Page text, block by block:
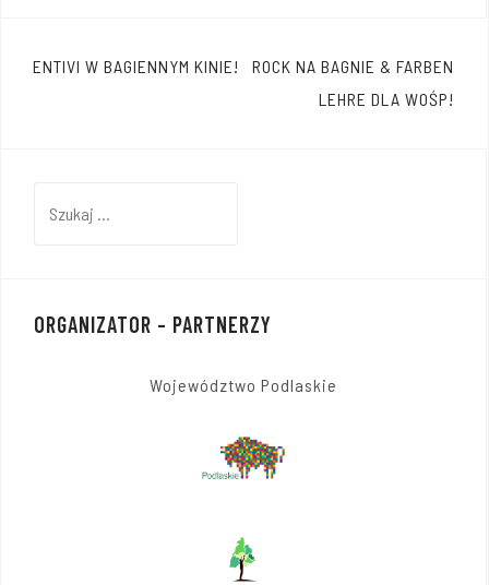
Nawigacja
ENTIVI W BAGIENNYM KINIE!
ROCK NA BAGNIE & FARBEN
LEHRE DLA WOŚP!
ORGANIZATOR – PARTNERZY
Województwo Podlaskie